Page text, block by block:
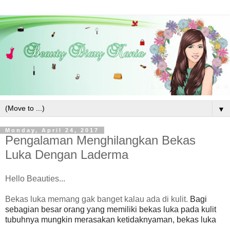
▼
Monday, April 24, 2017
Pengalaman Menghilangkan Bekas
Luka Dengan Laderma
Hello Beauties...
Bekas luka memang gak banget kalau ada di kulit. Bagi
sebagian besar orang yang memiliki bekas luka pada kulit
tubuhnya mungkin merasakan ketidaknyaman, bekas luka